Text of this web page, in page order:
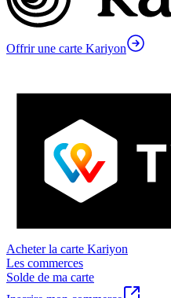
Offrir une carte Kariyon
Acheter la carte Kariyon
Les commerces
Solde de ma carte